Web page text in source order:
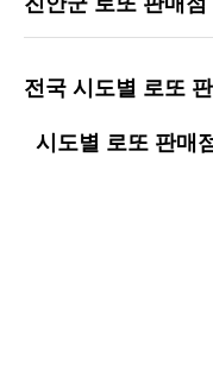
전국 시도별 로또
시도별 로또 판매